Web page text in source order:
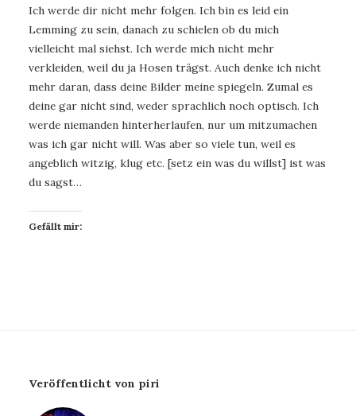
Ich werde dir nicht mehr folgen. Ich bin es leid ein
Lemming zu sein, danach zu schielen ob du mich
vielleicht mal siehst. Ich werde mich nicht mehr
verkleiden, weil du ja Hosen trägst. Auch denke ich nicht
mehr daran, dass deine Bilder meine spiegeln. Zumal es
deine gar nicht sind, weder sprachlich noch optisch. Ich
werde niemanden hinterherlaufen, nur um mitzumachen
was ich gar nicht will. Was aber so viele tun, weil es
angeblich witzig, klug etc. [setz ein was du willst] ist was
du sagst…
Gefällt mir:
Veröffentlicht von piri